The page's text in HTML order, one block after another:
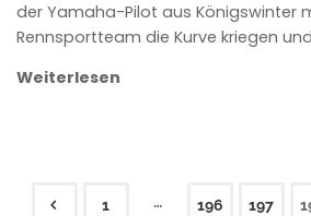
der Yamaha-Pilot aus Königswinter
Rennsportteam die Kurve kriegen
Weiterlesen
1 … 196 197